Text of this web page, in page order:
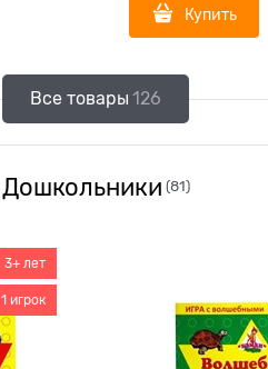
Купить
Все товары 126
Дошкольники (81)
3+ лет
1 игрок